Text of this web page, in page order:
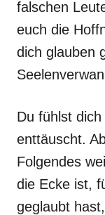
falschen
euch die
dich glauben
Du fühlst
enttäuscht.
Folgendes
die Ecke ist,
geglaubt